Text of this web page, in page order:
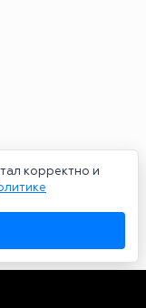
корректно и